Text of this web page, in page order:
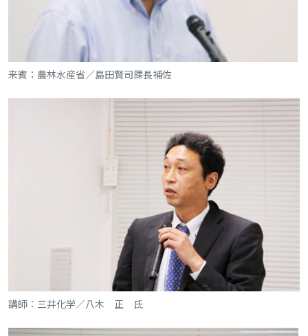
来賓：農林水産省／島田賢司課長補佐
講師：三井化学／八木 正 氏